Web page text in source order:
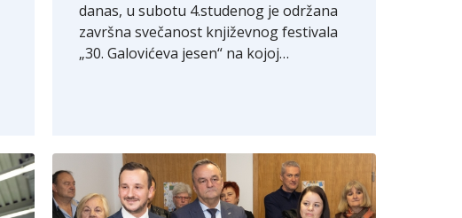
danas, u subotu 4.studenog je održana
završna svečanost književnog festivala
„30. Galovićeva jesen“ na kojoj…